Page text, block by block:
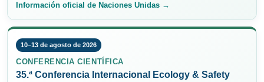
Información oficial de Naciones Unidas →
10–13 de agosto de 2026
CONFERENCIA CIENTÍFICA
35.ª Conferencia Internacional Ecology & Safety